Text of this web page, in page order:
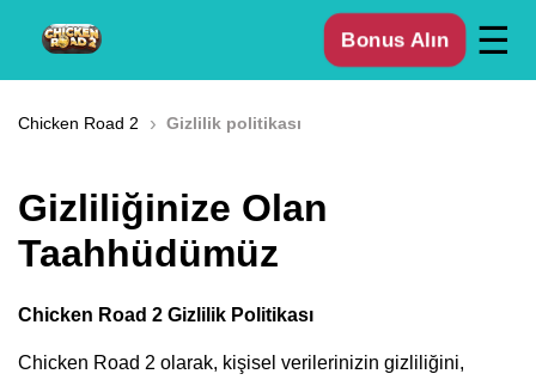
☰
Bonus Alın
Chicken Road 2 › Gizlilik politikası
Gizliliğinize Olan
Taahhüdümüz
Chicken Road 2 Gizlilik Politikası
Chicken Road 2 olarak, kişisel verilerinizin gizliliğini,